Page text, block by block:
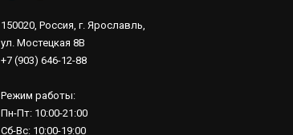
150020, Россия, г. Ярославль,
ул. Мостецкая 8В
+7 (903) 646-12-88
Режим работы:
Пн-Пт: 10:00-21:00
Сб-Вс: 10:00-19:00